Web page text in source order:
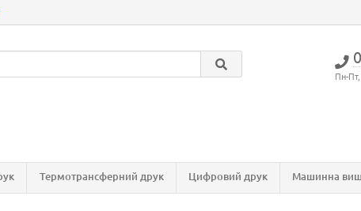
Пн-
Термотрансферний друк Цифровий друк Машинна